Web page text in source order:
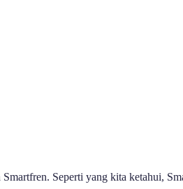
Seperti yang kita ketahui,